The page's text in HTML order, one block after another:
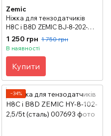
Zemic
Ніжка для тензодатчиків
H8C і B8D ZEMIC BJ-8-202-
2,5/5t
1 250 грн 1 750 грн
В наявності
Купити
−34%